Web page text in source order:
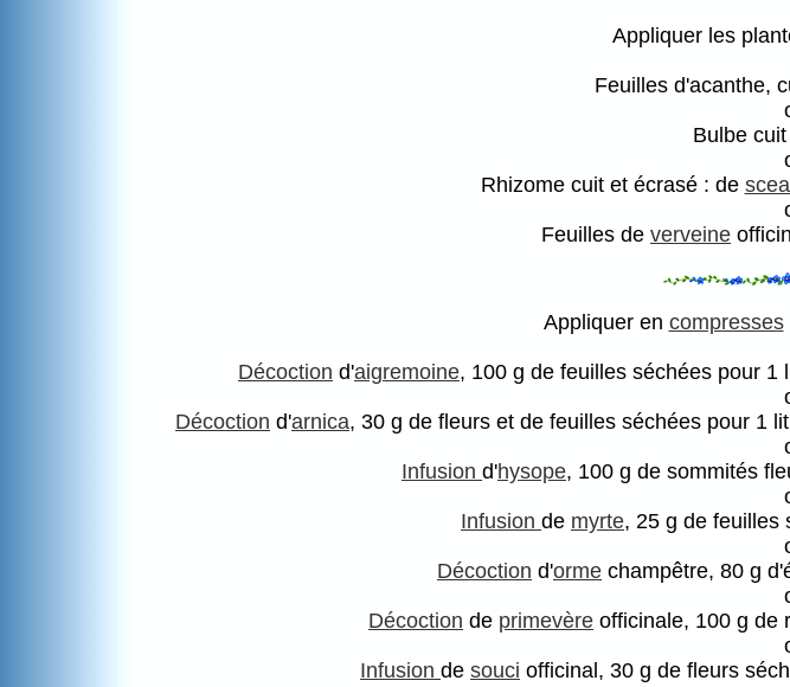
Appliquer les
Feuilles d'acanthe,
Bulbe
Rhizome cuit et écrasé : de
Feuilles de verveine
Appliquer en compresses
Décoction d'aigremoine, 100 g de feuilles séchées pour 1
Décoction d'arnica, 30 g de fleurs et de feuilles séchées pour 1
Infusion d'hysope, 100 g de sommités
Infusion de myrte, 25 g de feuilles
Décoction d'orme champêtre, 80 g
Décoction de primevère officinale, 100 g de
Infusion de souci officinal, 30 g de fleurs